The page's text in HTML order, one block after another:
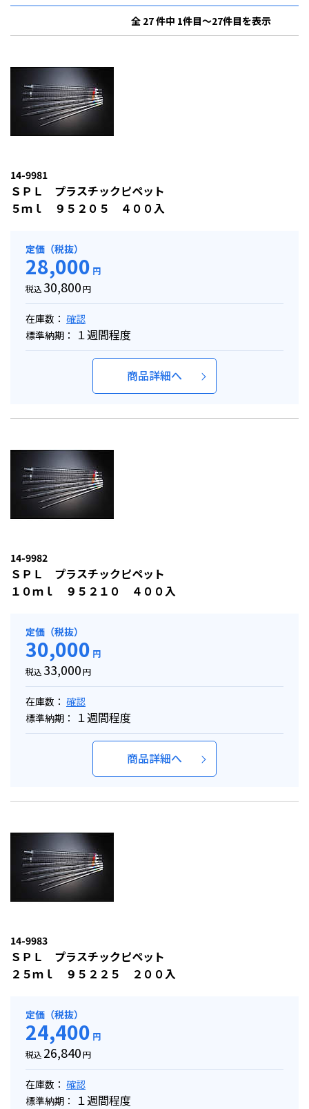
全 27 件中 1件目～27件目を表示
14-9981
ＳＰＬ プラスチックピペット
５ｍｌ ９５２０５ ４００入
定価（税抜）
28,000 円
税込 30,800円
在庫数： 確認
標準納期：
１週間程度
商品詳細へ
14-9982
ＳＰＬ プラスチックピペット
１０ｍｌ ９５２１０ ４００入
定価（税抜）
30,000 円
税込 33,000円
在庫数： 確認
標準納期：
１週間程度
商品詳細へ
14-9983
ＳＰＬ プラスチックピペット
２５ｍｌ ９５２２５ ２００入
定価（税抜）
24,400 円
税込 26,840円
在庫数： 確認
標準納期：
１週間程度